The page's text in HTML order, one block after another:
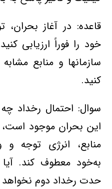
قاعده: در آغاز بحران،
خود را فوراً‌ ارزیابی‌
سازمانها و منابع‌
کنید.
سوال: احتمال‌ رخداد
این‌ بحران موجود
منابع، انرژی‌ توجه‌ و
به‌خود معطوف‌ کند.
حدت‌ رخداد دوم‌